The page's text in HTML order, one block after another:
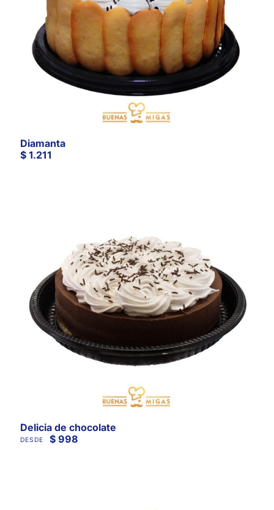
Diamanta
$1.211
Delicia de chocolate
DESDE $998